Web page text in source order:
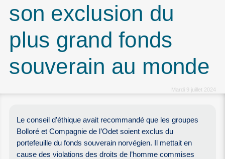
son exclusion du
plus grand fonds
souverain au monde
Mardi 9 juillet 2024
Le conseil d’éthique avait recommandé que les groupes
Bolloré et Compagnie de l’Odet soient exclus du
portefeuille du fonds souverain norvégien. Il mettait en
cause des violations des droits de l’homme commises